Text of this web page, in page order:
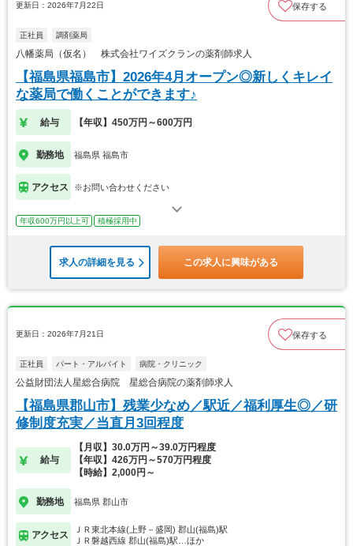
更新日：2026年7月22日 保存する
正社員 調剤薬局
八幡薬局（仮名） 株式会社ワイズクランの薬剤師求人
【福島県福島市】2026年4月オープン◎新しくキレイ
な薬局で働くことができます♪
給与 【年収】450万円～600万円
勤務地 福島県 福島市
アクセス ※お問い合わせください
年収600万円以上可 積極採用中
求人の詳細を見る この求人に興味がある
更新日：2026年7月21日 保存する
正社員 パート・アルバイト 病院・クリニック
公益財団法人星総合病院 星総合病院の薬剤師求人
【福島県郡山市】残業少なめ／駅近／福利厚生◎／研
修制度充実／当直月3回程度
給与
【月収】30.0万円～39.0万円程度
【年収】426万円～570万円程度
【時給】2,000円～
勤務地 福島県 郡山市
アクセス
ＪＲ東北本線(上野－盛岡) 郡山(福島)駅
ＪＲ磐越西線 郡山(福島)駅…ほか